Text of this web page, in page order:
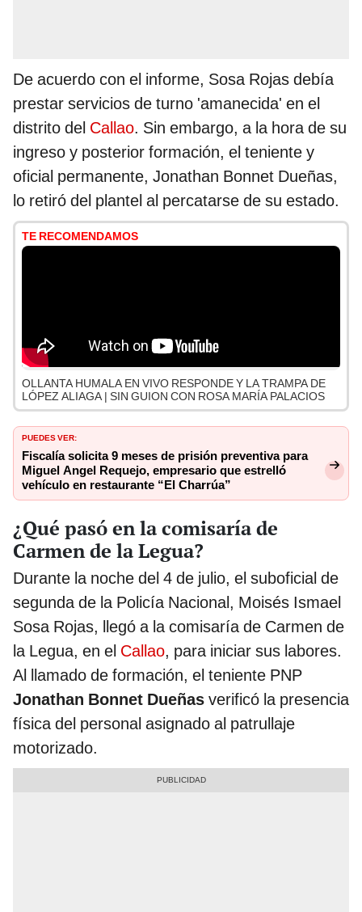
De acuerdo con el informe, Sosa Rojas debía
prestar servicios de turno 'amanecida' en el
distrito del Callao. Sin embargo, a la hora de su
ingreso y posterior formación, el teniente y
oficial permanente, Jonathan Bonnet Dueñas,
lo retiró del plantel al percatarse de su estado.
TE RECOMENDAMOS
OLLANTA HUMALA EN VIVO RESPONDE Y LA TRAMPA DE
LÓPEZ ALIAGA | SIN GUION CON ROSA MARÍA PALACIOS
PUEDES VER:
Fiscalía solicita 9 meses de prisión preventiva para
Miguel Angel Requejo, empresario que estrelló
vehículo en restaurante “El Charrúa”
¿Qué pasó en la comisaría de
Carmen de la Legua?
Durante la noche del 4 de julio, el suboficial de
segunda de la Policía Nacional, Moisés Ismael
Sosa Rojas, llegó a la comisaría de Carmen de
la Legua, en el Callao, para iniciar sus labores.
Al llamado de formación, el teniente PNP
Jonathan Bonnet Dueñas verificó la presencia
física del personal asignado al patrullaje
motorizado.